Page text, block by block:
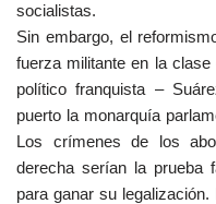
socialistas.
Sin embargo, el
fuerza militante en la
político franquista –
puerto la monarquía
Los crímenes de los
derecha serían la prueba
para ganar su